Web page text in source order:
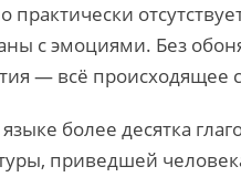
практически
с эмоциями. Без
— всё происходящее
более десятка
приведшей